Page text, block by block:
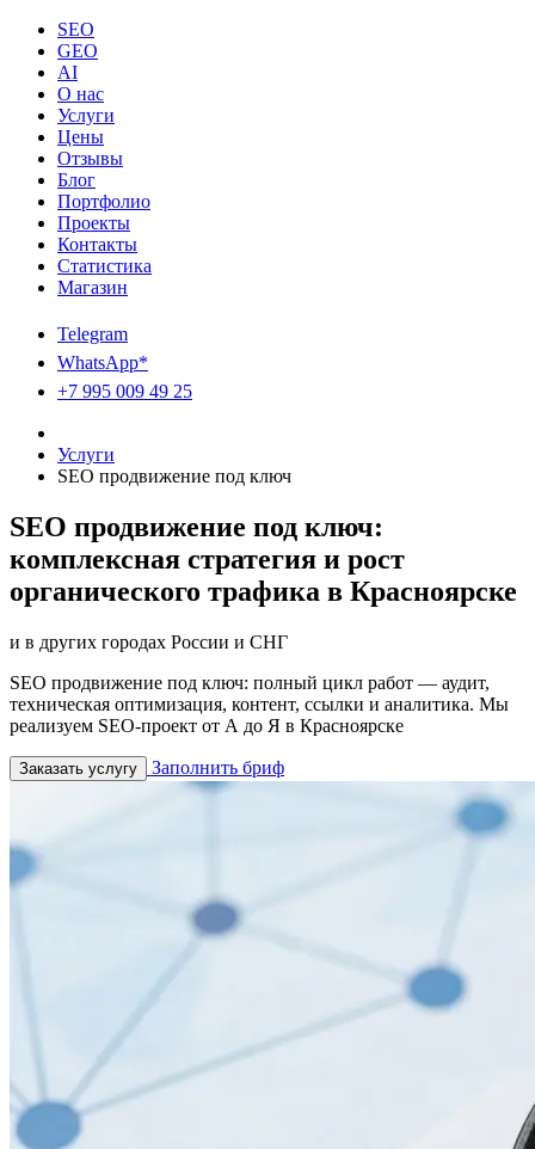
SEO
GEO
AI
О нас
Услуги
Цены
Отзывы
Блог
Портфолио
Проекты
Контакты
Статистика
Магазин
Telegram
WhatsApp*
+7 995 009 49 25
Услуги
SEO продвижение под ключ
SEO продвижение под ключ:
комплексная стратегия и рост
органического трафика в Красноярске
и в других городах России и СНГ
SEO продвижение под ключ: полный цикл работ — аудит,
техническая оптимизация, контент, ссылки и аналитика. Мы
реализуем SEO-проект от А до Я в Красноярске
Заказать услугу Заполнить бриф